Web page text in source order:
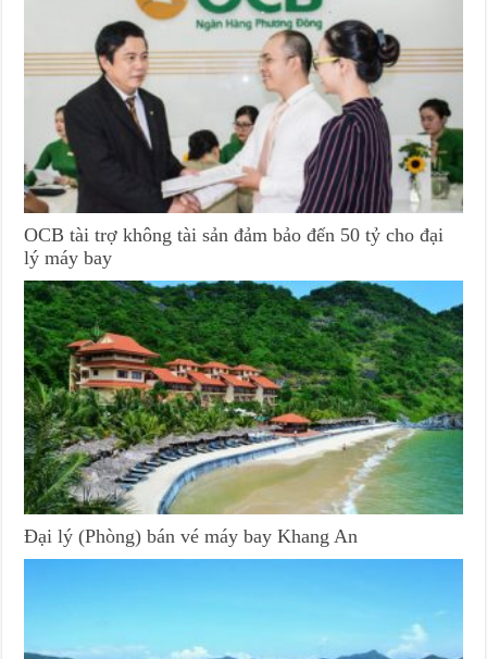
OCB tài trợ không tài sản đảm bảo đến 50 tỷ cho đại
lý máy bay
Đại lý (Phòng) bán vé máy bay Khang An